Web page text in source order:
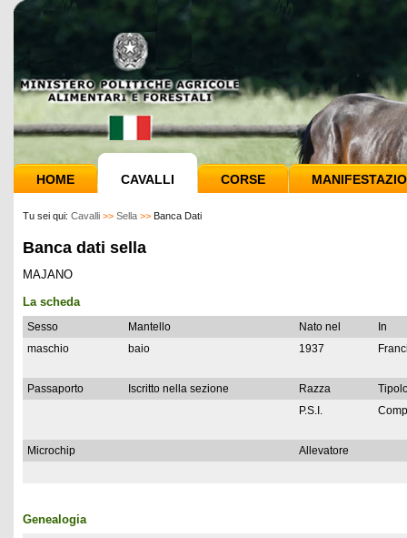
HOME CAVALLI CORSE
Tu sei qui: Cavalli >> Sella >> Banca Dati
Banca dati sella
MAJANO
La scheda
Sesso Mantello Nato nel
In
maschio
baio 1937
Passaporto Iscritto nella sezione Razza
P.S.I.
Microchip Allevatore
Genealogia